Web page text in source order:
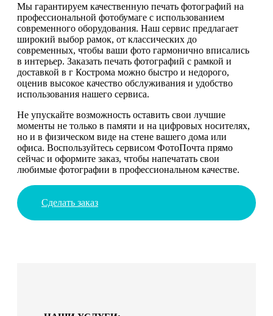
Мы гарантируем качественную печать фотографий на
профессиональной фотобумаге с использованием
современного оборудования. Наш сервис предлагает
широкий выбор рамок, от классических до
современных, чтобы ваши фото гармонично вписались
в интерьер. Заказать печать фотографий с рамкой и
доставкой в г Кострома можно быстро и недорого,
оценив высокое качество обслуживания и удобство
использования нашего сервиса.
Не упускайте возможность оставить свои лучшие
моменты не только в памяти и на цифровых носителях,
но и в физическом виде на стене вашего дома или
офиса. Воспользуйтесь сервисом ФотоПочта прямо
сейчас и оформите заказ, чтобы напечатать свои
любимые фотографии в профессиональном качестве.
Сделать заказ